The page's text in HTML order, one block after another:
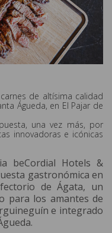
de altísima calidad
Águeda, en El Pajar de
una vez más, por
innovadoras e icónicas
beCordial Hotels &
gastronómica en
de Ágata, un
para los amantes de
e integrado